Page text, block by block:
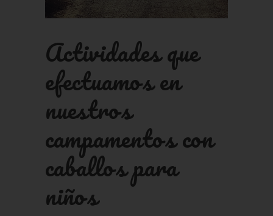
Actividades que
efectuamos en
nuestros
campamentos con
caballos para
niños